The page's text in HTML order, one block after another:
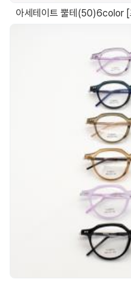
아세테이트 뿔테(50)6color